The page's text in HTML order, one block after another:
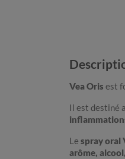
Vea Oris est
Il est destiné
Le spray oral
arôme,